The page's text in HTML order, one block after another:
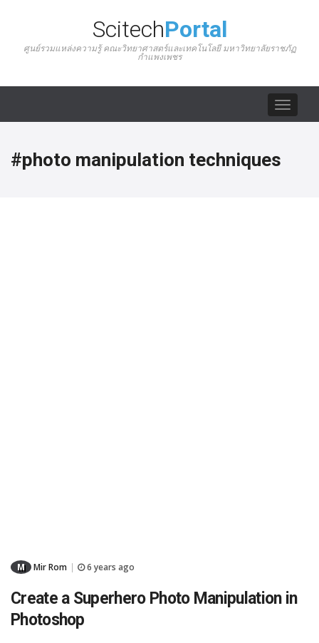
ScitechPortal
ศูนย์รวมแหล่งความรู้ คณะวิทยาศาสตร์และเทคโนโลยี มหาวิทยาลัยราชภัฏ
กำแพงเพชร
Toggle
#photo manipulation techniques
M Mir Rom 6 years ago
Create a Superhero Photo Manipulation in
Photoshop